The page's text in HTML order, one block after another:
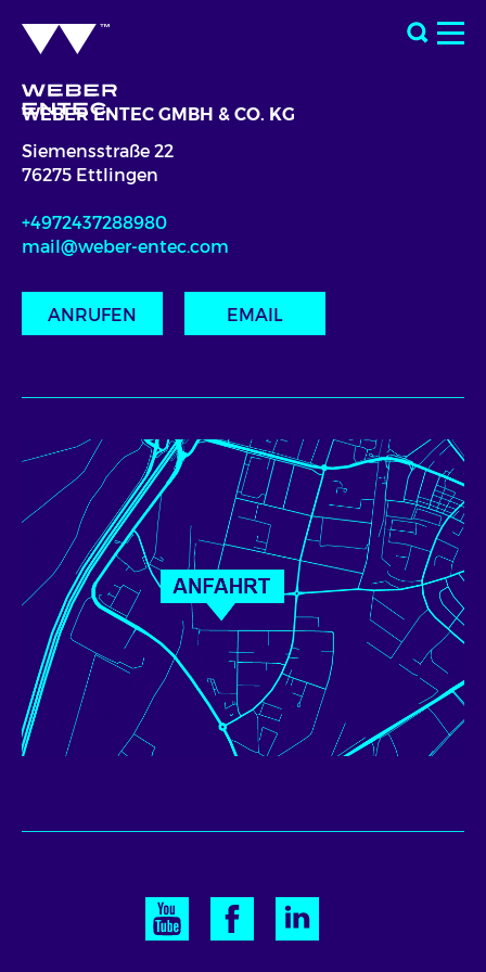
WEBER ENTEC GMBH & CO. KG
Siemensstraße 22
76275 Ettlingen
+4972437288980
mail@weber-entec.com
ANRUFEN EMAIL